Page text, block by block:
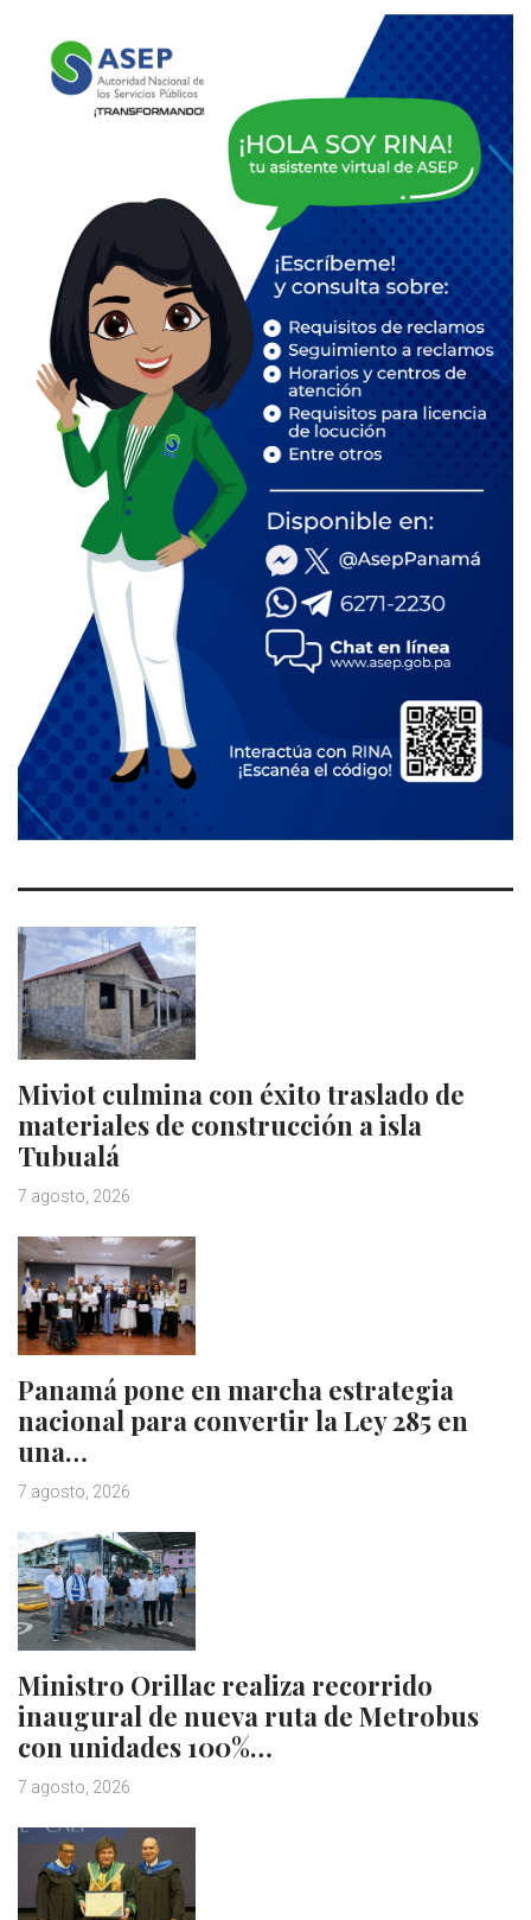
Miviot culmina con éxito traslado de
materiales de construcción a isla
Tubualá
7 agosto, 2026
Panamá pone en marcha estrategia
nacional para convertir la Ley 285 en
una…
7 agosto, 2026
Ministro Orillac realiza recorrido
inaugural de nueva ruta de Metrobus
con unidades 100%…
7 agosto, 2026